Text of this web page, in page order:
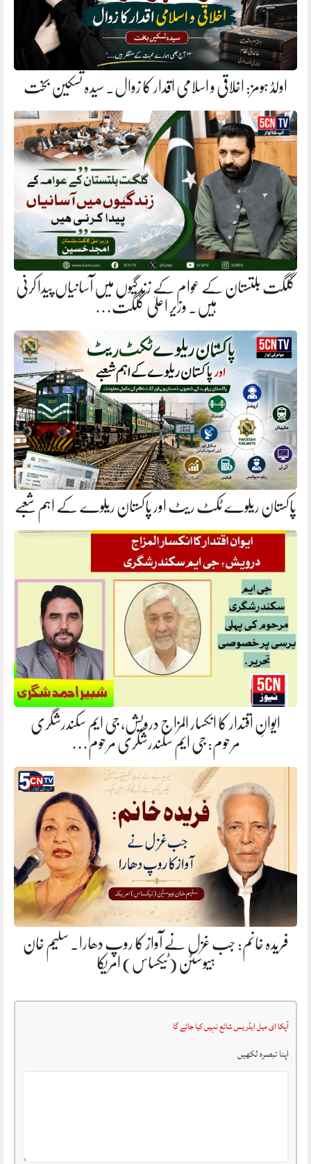
اولڈ ہومز: اخلاقی و اسلامی اقدار کا زوال. سیدہ تسکین بخت
گلگت بلتستان کے عوام کے زندگیوں میں آسانیاں پیدا کرنی
ہیں. وزیر اعلیٰ گلگت…
پاکستان ریلوے ٹکٹ ریٹ اور پاکستان ریلوے کے اہم شعبے
ایوانِ اقتدار کا انکسار المزاج درویش، جی ایم سکندرشگری
مرحوم: جی ایم سکندرشگری مرحوم…
فریدہ خانم: جب غزل نے آواز کا روپ دھارا. سلیم خان
ہیوسٹن (ٹیکساس) امریکا
آپکا ای میل ایڈریس شائع نہیں کیا جائے گا
اپنا تبصرہ لکھیں